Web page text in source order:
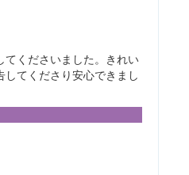
てくださいました。きれい
てくださり安心できまし